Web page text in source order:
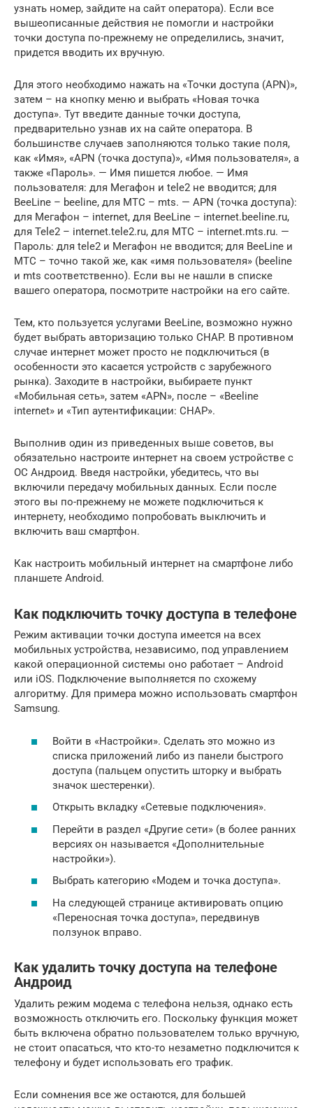
узнать номер, зайдите на сайт оператора). Если все
вышеописанные действия не помогли и настройки
точки доступа по-прежнему не определились, значит,
придется вводить их вручную.
Для этого необходимо нажать на «Точки доступа (APN)»,
затем – на кнопку меню и выбрать «Новая точка
доступа». Тут введите данные точки доступа,
предварительно узнав их на сайте оператора. В
большинстве случаев заполняются только такие поля,
как «Имя», «APN (точка доступа)», «Имя пользователя», а
также «Пароль». — Имя пишется любое. — Имя
пользователя: для Мегафон и tele2 не вводится; для
BeeLine – beeline, для МТС – mts. — APN (точка доступа):
для Мегафон – internet, для BeeLine – internet.beeline.ru,
для Tele2 – internet.tele2.ru, для МТС – internet.mts.ru. —
Пароль: для tele2 и Мегафон не вводится; для BeeLine и
МТС – точно такой же, как «имя пользователя» (beeline
и mts соответственно). Если вы не нашли в списке
вашего оператора, посмотрите настройки на его сайте.
Тем, кто пользуется услугами BeeLine, возможно нужно
будет выбрать авторизацию только CHAP. В противном
случае интернет может просто не подключиться (в
особенности это касается устройств с зарубежного
рынка). Заходите в настройки, выбираете пункт
«Мобильная сеть», затем «APN», после – «Beeline
internet» и «Тип аутентификации: CHAP».
Выполнив один из приведенных выше советов, вы
обязательно настроите интернет на своем устройстве с
ОС Андроид. Введя настройки, убедитесь, что вы
включили передачу мобильных данных. Если после
этого вы по-прежнему не можете подключиться к
интернету, необходимо попробовать выключить и
включить ваш смартфон.
Как настроить мобильный интернет на смартфоне либо
планшете Android.
Как подключить точку доступа в телефоне
Режим активации точки доступа имеется на всех
мобильных устройства, независимо, под управлением
какой операционной системы оно работает – Android
или iOS. Подключение выполняется по схожему
алгоритму. Для примера можно использовать смартфон
Samsung.
Войти в «Настройки». Сделать это можно из
списка приложений либо из панели быстрого
доступа (пальцем опустить шторку и выбрать
значок шестеренки).
Открыть вкладку «Сетевые подключения».
Перейти в раздел «Другие сети» (в более ранних
версиях он называется «Дополнительные
настройки»).
Выбрать категорию «Модем и точка доступа».
На следующей странице активировать опцию
«Переносная точка доступа», передвинув
ползунок вправо.
Как удалить точку доступа на телефоне
Андроид
Удалить режим модема с телефона нельзя, однако есть
возможность отключить его. Поскольку функция может
быть включена обратно пользователем только вручную,
не стоит опасаться, что кто-то незаметно подключится к
телефону и будет использовать его трафик.
Если сомнения все же остаются, для большей